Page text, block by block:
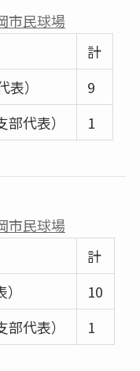
市民球場
計
）
9
代表）
1
市民球場
計
10
部代表） 1